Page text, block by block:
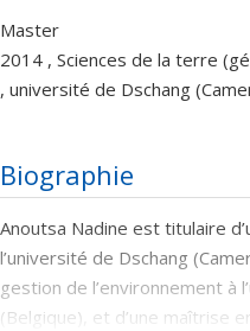
Master
2014 , Sciences de la terre
, université de Dschang
Biographie
Anoutsa Nadine est titulaire
l’université de Dschang
gestion de l’environnement à
(Belgique), et d’une maîtrise